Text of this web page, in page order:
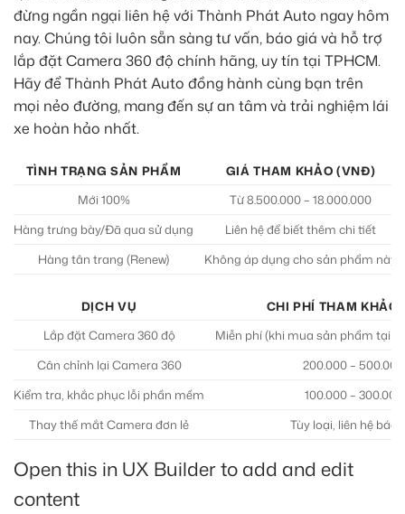
đừng ngần ngại liên hệ với Thành Phát Auto ngay hôm
nay. Chúng tôi luôn sẵn sàng tư vấn, báo giá và hỗ trợ
lắp đặt Camera 360 độ chính hãng, uy tín tại TPHCM.
Hãy để Thành Phát Auto đồng hành cùng bạn trên
mọi nẻo đường, mang đến sự an tâm và trải nghiệm lái
xe hoàn hảo nhất.
TÌNH TRẠNG SẢN PHẨM
GIÁ THAM KHẢO (VNĐ)
Mới 100%
Từ 8.500.000 – 18.000.000
Hàng trưng bày/Đã qua sử dụng
Liên hệ để biết thêm chi tiết
Hàng tân trang (Renew)
Không áp dụng cho sản phẩm này
DỊCH VỤ
CHI PHÍ THAM KHẢO
Lắp đặt Camera 360 độ
Miễn phí (khi mua sản phẩm tại
Cân chỉnh lại Camera 360
200.000 – 500.000
Kiểm tra, khắc phục lỗi phần mềm
100.000 – 300.000
Thay thế mắt Camera đơn lẻ
Tùy loại, liên hệ báo
Open this in UX Builder to add and edit
content